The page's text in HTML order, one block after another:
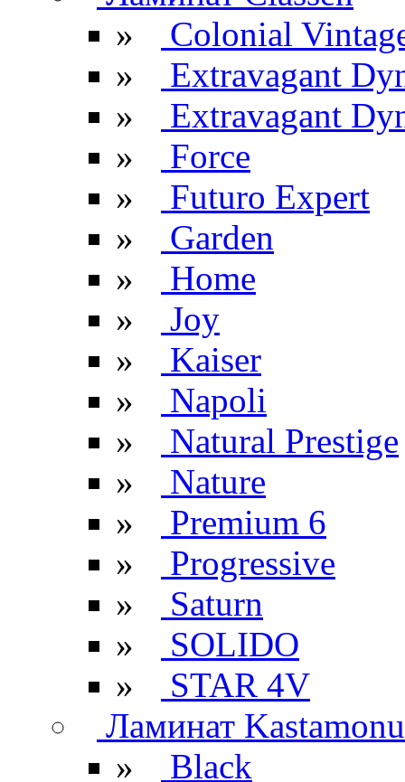
»
Colonial
»
Extravagant
»
Extravagant
»
Force
»
Futuro Expert
»
Garden
»
Home
»
Joy
»
Kaiser
»
Napoli
»
Natural Prestige
»
Nature
»
Premium 6
»
Progressive
»
Saturn
»
SOLIDO
»
STAR 4V
Ламинат Kastamonu
»
Black